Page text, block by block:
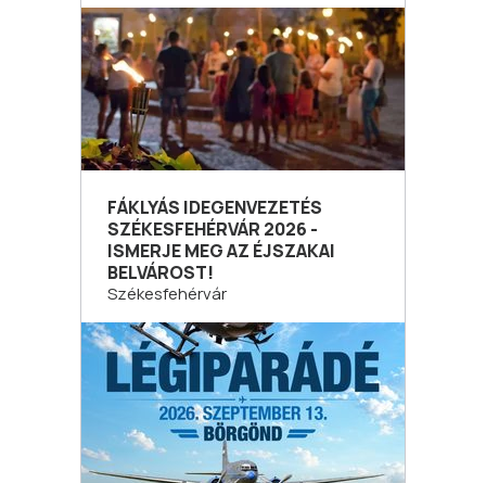
FÁKLYÁS IDEGENVEZETÉS
SZÉKESFEHÉRVÁR 2026 -
ISMERJE MEG AZ ÉJSZAKAI
BELVÁROST!
Székesfehérvár